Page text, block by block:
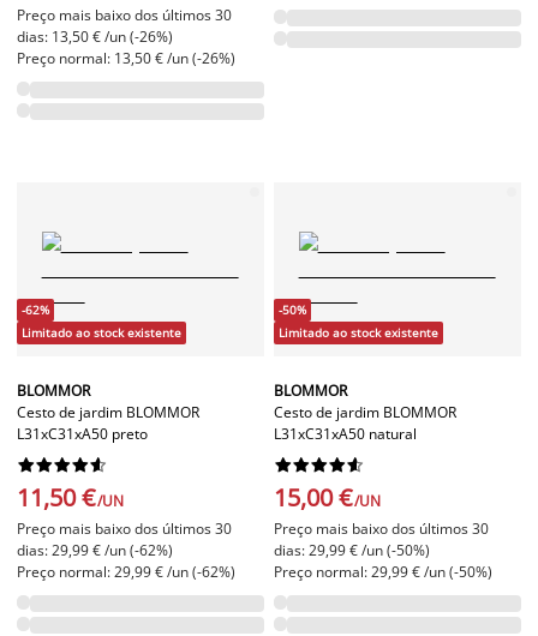
Preço mais baixo dos últimos 30
dias: 13,50 € /un (-26%)
Preço normal: 13,50 € /un (-26%)
-62%
Limitado ao stock existente
BLOMMOR
Cesto de jardim BLOMMOR
L31xC31xA50 preto






11,50 €/UN
Preço mais baixo dos últimos 30
dias: 29,99 € /un (-62%)
Preço normal: 29,99 € /un (-62%)
-50%
Limitado ao stock existente
BLOMMOR
Cesto de jardim BLOMMOR
L31xC31xA50 natural






15,00 €/UN
Preço mais baixo dos últimos 30
dias: 29,99 € /un (-50%)
Preço normal: 29,99 € /un (-50%)